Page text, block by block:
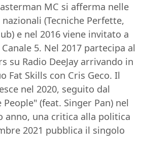
MC si afferma nelle
(Tecniche Perfette,
e nel 2016 viene invitato a
5. Nel 2017 partecipa al
su Radio DeeJay arrivando in
Fat Skills con Cris Geco. Il
nel 2020, seguito dal
(feat. Singer Pan) nel
anno, una critica alla politica
2021 pubblica il singolo